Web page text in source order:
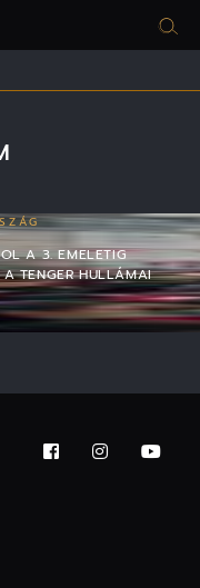
A 3. EMELETIG
TENGER HULLÁMAI